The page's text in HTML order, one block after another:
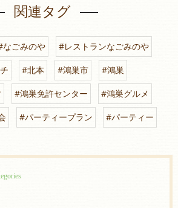
関連タグ
なごみのや #レストランなごみのや
#北本 #鴻巣市 #鴻巣
#鴻巣免許センター #鴻巣グルメ
#パーティープラン #パーティー